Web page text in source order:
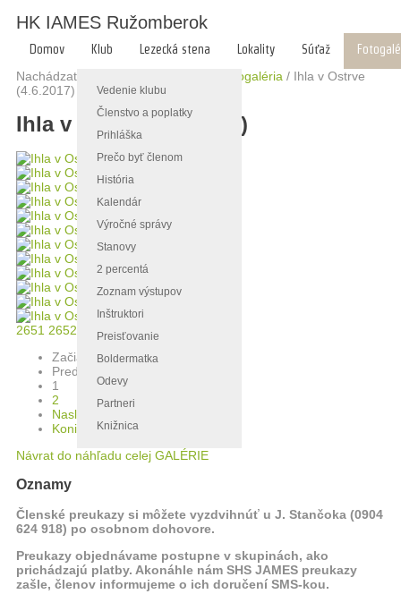
HK IAMES Ružomberok
Domov Klub
Vedenie klubu
Členstvo a poplatky
Prihláška
Prečo byť členom
História
Kalendár
Výročné správy
Stanovy
2 percentá
Zoznam výstupov
Inštruktori
Preisťovanie
Boldermatka
Odevy
Partneri
Knižnica
Lezecká stena Lokality Súťaž
Nachádzate sa tu:
Fotogaléria / Ihla v Ostrve
(4.6.2017)
Ihla v Ostrve (4.6.2017)
2651 2652
2653
Začiatok
Predch.
1
2
Nasl.
Koniec
Návrat do náhľadu celej GALÉRIE
Oznamy
Členské preukazy si môžete vyzdvihnúť u J. Stančoka (0904
624 918) po osobnom dohovore.
Preukazy objednávame postupne v skupinách, ako
prichádzajú platby. Akonáhle nám SHS JAMES preukazy
zašle, členov informujeme o ich doručení SMS-kou.